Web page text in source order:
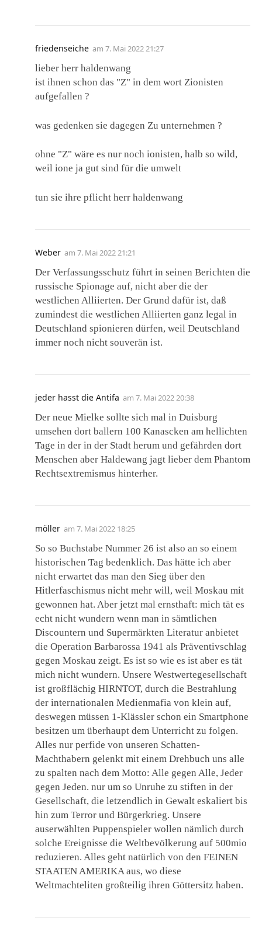
friedenseiche am 7. Mai 2022 21:27
lieber herr haldenwang
ist ihnen schon das "Z" in dem wort Zionisten
aufgefallen ?
was gedenken sie dagegen Zu unternehmen ?
ohne "Z" wäre es nur noch ionisten, halb so wild,
weil ione ja gut sind für die umwelt
tun sie ihre pflicht herr haldenwang
Weber am 7. Mai 2022 21:21
Der Verfassungsschutz führt in seinen Berichten die
russische Spionage auf, nicht aber die der
westlichen Alliierten. Der Grund dafür ist, daß
zumindest die westlichen Alliierten ganz legal in
Deutschland spionieren dürfen, weil Deutschland
immer noch nicht souverän ist.
jeder hasst die Antifa am 7. Mai 2022 20:38
Der neue Mielke sollte sich mal in Duisburg
umsehen dort ballern 100 Kanascken am hellichten
Tage in der in der Stadt herum und gefährden dort
Menschen aber Haldewang jagt lieber dem Phantom
Rechtsextremismus hinterher.
möller am 7. Mai 2022 18:25
So so Buchstabe Nummer 26 ist also an so einem
historischen Tag bedenklich. Das hätte ich aber
nicht erwartet das man den Sieg über den
Hitlerfaschismus nicht mehr will, weil Moskau mit
gewonnen hat. Aber jetzt mal ernsthaft: mich tät es
echt nicht wundern wenn man in sämtlichen
Discountern und Supermärkten Literatur anbietet
die Operation Barbarossa 1941 als Präventivschlag
gegen Moskau zeigt. Es ist so wie es ist aber es tät
mich nicht wundern. Unsere Westwertegesellschaft
ist großflächig HIRNTOT, durch die Bestrahlung
der internationalen Medienmafia von klein auf,
deswegen müssen 1-Klässler schon ein Smartphone
besitzen um überhaupt dem Unterricht zu folgen.
Alles nur perfide von unseren Schatten-
Machthabern gelenkt mit einem Drehbuch uns alle
zu spalten nach dem Motto: Alle gegen Alle, Jeder
gegen Jeden. nur um so Unruhe zu stiften in der
Gesellschaft, die letzendlich in Gewalt eskaliert bis
hin zum Terror und Bürgerkrieg. Unsere
auserwählten Puppenspieler wollen nämlich durch
solche Ereignisse die Weltbevölkerung auf 500mio
reduzieren. Alles geht natürlich von den FEINEN
STAATEN AMERIKA aus, wo diese
Weltmachteliten großteilig ihren Göttersitz haben.